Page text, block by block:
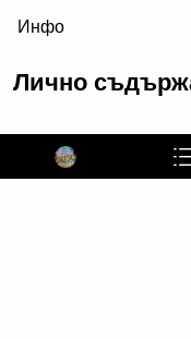
С какво се
УЕБ ДИЗАЙН
Инфо
Лично